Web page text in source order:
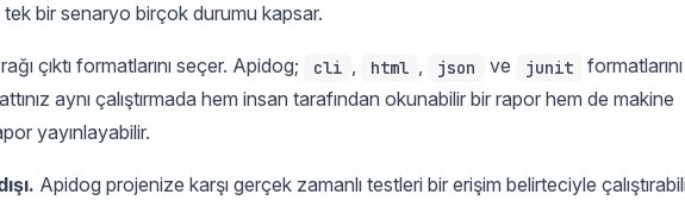
bir senaryo birçok durumu kapsar.
çıktı formatlarını seçer. Apidog; cli , html , json ve junit
formatlarını
aynı çalıştırmada hem insan tarafından okunabilir bir rapor hem de makine
yayınlayabilir.
Apidog projenize karşı gerçek zamanlı testleri bir erişim belirteciyle